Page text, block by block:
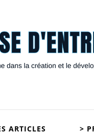
ARTICLES >